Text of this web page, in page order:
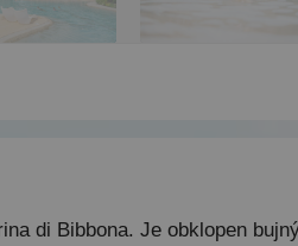
di Bibbona. Je obklopen